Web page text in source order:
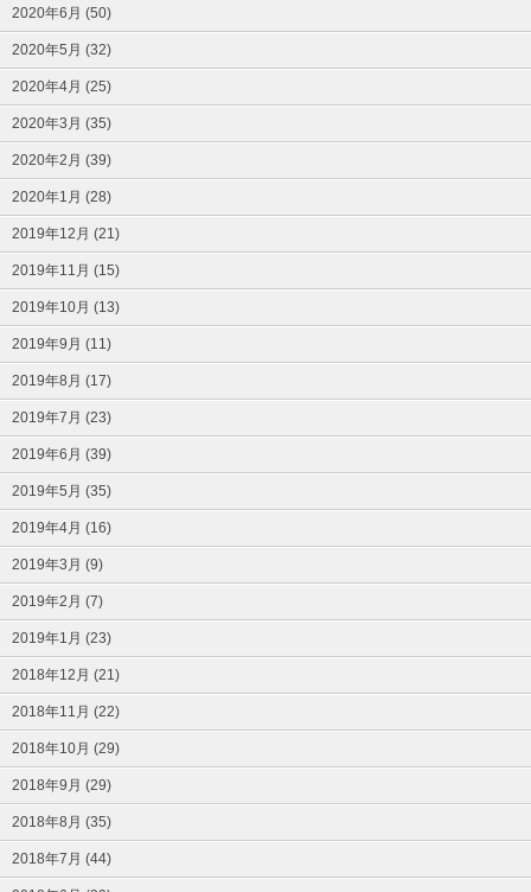
2020年6月 (50)
2020年5月 (32)
2020年4月 (25)
2020年3月 (35)
2020年2月 (39)
2020年1月 (28)
2019年12月 (21)
2019年11月 (15)
2019年10月 (13)
2019年9月 (11)
2019年8月 (17)
2019年7月 (23)
2019年6月 (39)
2019年5月 (35)
2019年4月 (16)
2019年3月 (9)
2019年2月 (7)
2019年1月 (23)
2018年12月 (21)
2018年11月 (22)
2018年10月 (29)
2018年9月 (29)
2018年8月 (35)
2018年7月 (44)